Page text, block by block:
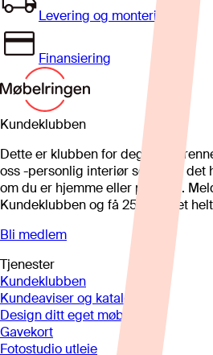
Levering og montering
Finansiering
Kundeklubben
Dette er klubben for deg som
oss -personlig interiør som gjør det
om du er hjemme eller på hytta.
Kundeklubben og få 25%* på et
Bli medlem
Tjenester
Kundeklubben
Kundeaviser og kataloger
Design ditt eget møbel
Gavekort
Fotostudio utleie